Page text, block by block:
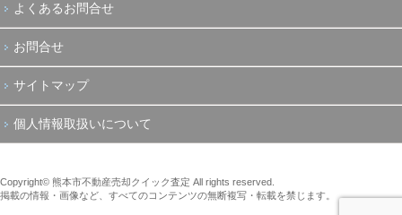
よくあるお問合せ
お問合せ
サイトマップ
個人情報取扱いについて
Copyright© 熊本市不動産売却クイック査定 All rights reserved.
掲載の情報・画像など、すべてのコンテンツの無断複写・転載を禁じます。